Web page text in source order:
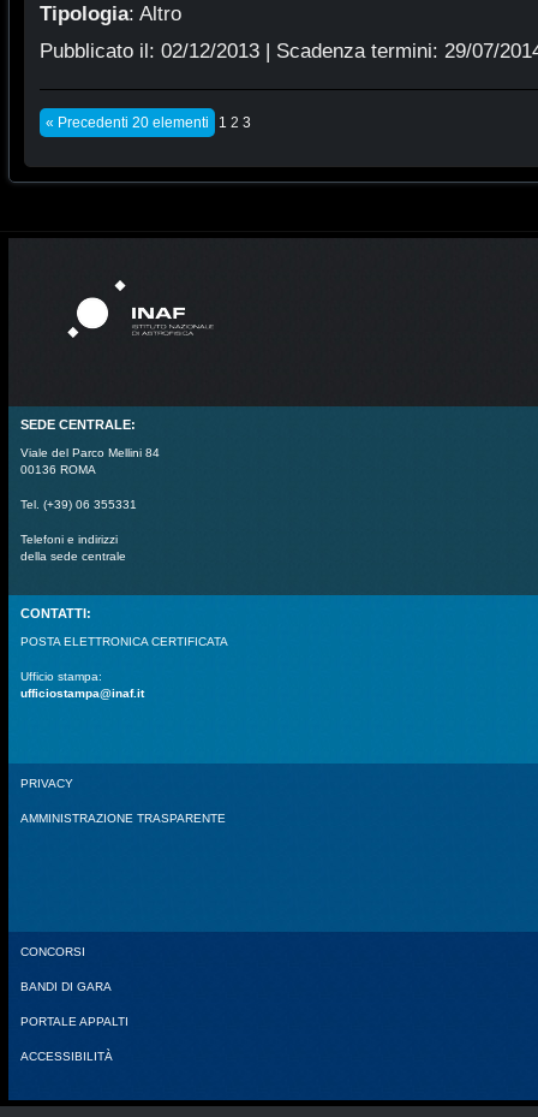
Tipologia: Altro
Pubblicato il: 02/12/2013| Scadenza termini: 29/07/
« Precedenti 20 elementi 1 2 3
SEDE CENTRALE:
Viale del Parco Mellini 84
00136 ROMA
Tel. (+39) 06 355331
Telefoni e indirizzi
della sede centrale
CONTATTI:
POSTA ELETTRONICA CERTIFICATA
Ufficio stampa:
ufficiostampa@inaf.it
PRIVACY
AMMINISTRAZIONE TRASPARENTE
CONCORSI
BANDI DI GARA
PORTALE APPALTI
ACCESSIBILITÀ